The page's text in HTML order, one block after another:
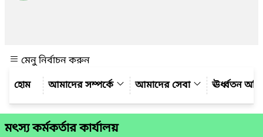
মেনু নির্বাচন করুন
আমাদের সম্পর্কে
আমাদের সেবা ঊর্ধ্বতন
মৎস্য কর্মকর্তার কার্যালয়